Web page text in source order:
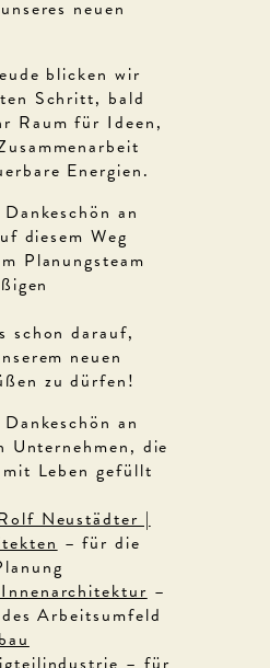
neuen
blicken wir
Schritt, bald
Raum für Ideen,
Energien.
an
diesem Weg
Planungsteam
schon darauf,
neuen
zu dürfen!
an
Unternehmen, die
Leben gefüllt
Neustädter |
– für die
–
Arbeitsumfeld